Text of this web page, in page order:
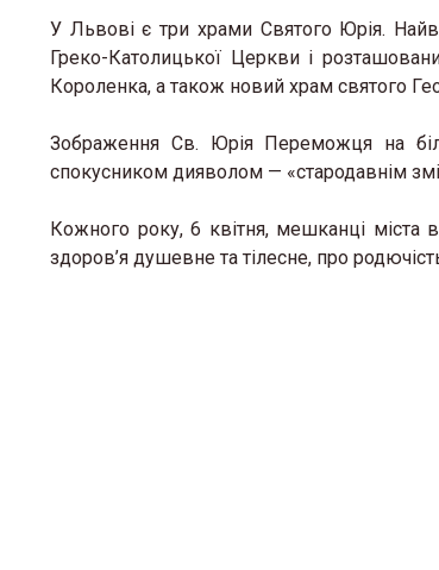
У Львові є три храми Святого Юрія.
Греко-Католицької Церкви і
Короленка, а також новий храм святого
Зображення Св. Юрія Переможця на
спокусником дияволом — «стародавнім
Кожного року, 6 квітня, мешканці міста
здоров’я душевне та тілесне, про